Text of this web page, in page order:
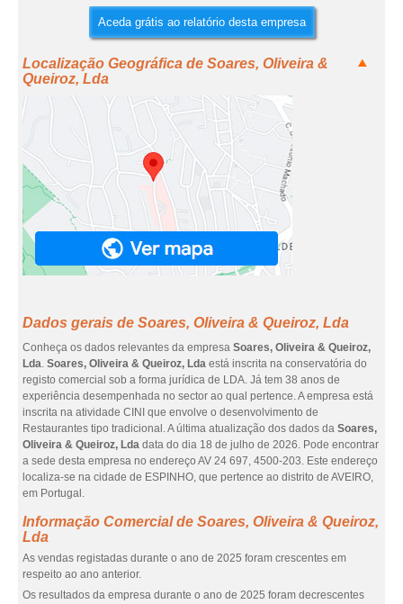
Aceda grátis ao relatório desta empresa
Localização Geográfica de Soares, Oliveira &
Queiroz, Lda
Dados gerais de Soares, Oliveira & Queiroz, Lda
Conheça os dados relevantes da empresa Soares, Oliveira & Queiroz,
Lda. Soares, Oliveira & Queiroz, Lda está inscrita na conservatória do
registo comercial sob a forma jurídica de LDA. Já tem 38 anos de
experiência desempenhada no sector ao qual pertence. A empresa está
inscrita na atividade CINI que envolve o desenvolvimento de
Restaurantes tipo tradicional. A última atualização dos dados da Soares,
Oliveira & Queiroz, Lda data do dia 18 de julho de 2026. Pode encontrar
a sede desta empresa no endereço AV 24 697, 4500-203. Este endereço
localiza-se na cidade de ESPINHO, que pertence ao distrito de AVEIRO,
em Portugal.
Informação Comercial de Soares, Oliveira & Queiroz,
Lda
As vendas registadas durante o ano de 2025 foram crescentes em
respeito ao ano anterior.
Os resultados da empresa durante o ano de 2025 foram decrescentes